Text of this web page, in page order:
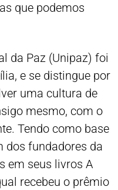
que podemos
da Paz (Unipaz) foi
e se distingue por
uma cultura de
mesmo, com o
Tendo como base
dos fundadores da
em seus livros A
recebeu o prêmio